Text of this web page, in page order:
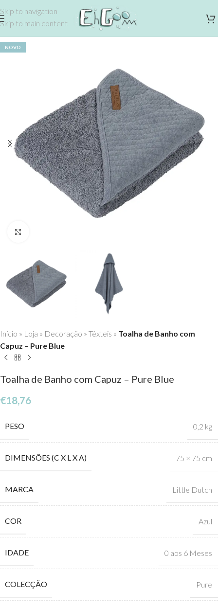
Skip to navigation
Skip to main content
NOVO
Início » Loja » Decoração » Têxteis » Toalha de Banho com
Capuz – Pure Blue
Toalha de Banho com Capuz – Pure Blue
€18,76
PESO 0,2 kg
DIMENSÕES (C X L X A) 75 × 75 cm
MARCA Little Dutch
COR Azul
IDADE 0 aos 6 Meses
COLECÇÃO Pure